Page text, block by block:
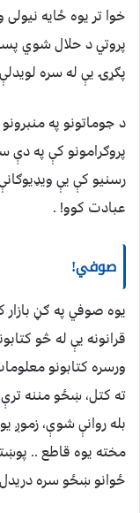
خوا تر یوه ځایه
پروتي د حلال شوي
پګړۍ یې له سره
د جوماتونو په منبرونو
پروګرامونو کې په
رسنیو کې یې
عبادت کوو! .
صوفي!
یوه صوفي په ګڼ
قرانونه یې له څو
ورسره کتابونو
ته کتل، ښځو مننه ترې
بله روانې شوې، زموږ
مخته یوه قاطع ..
ځوانو ښځو سره